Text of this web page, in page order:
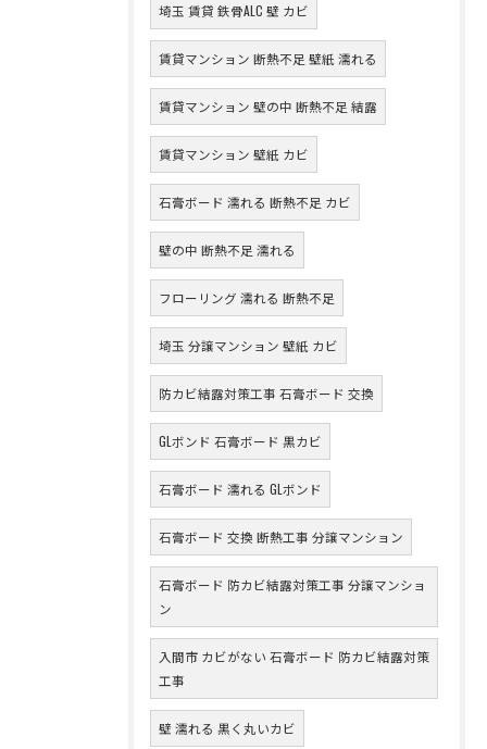
埼玉 賃貸 鉄骨ALC 壁 カビ
賃貸マンション 断熱不足 壁紙 濡れる
賃貸マンション 壁の中 断熱不足 結露
賃貸マンション 壁紙 カビ
石膏ボード 濡れる 断熱不足 カビ
壁の中 断熱不足 濡れる
フローリング 濡れる 断熱不足
埼玉 分譲マンション 壁紙 カビ
防カビ結露対策工事 石膏ボード 交換
GLボンド 石膏ボード 黒カビ
石膏ボード 濡れる GLボンド
石膏ボード 交換 断熱工事 分譲マンション
石膏ボード 防カビ結露対策工事 分譲マンショ
ン
入間市 カビがない 石膏ボード 防カビ結露対策
工事
壁 濡れる 黒く丸いカビ